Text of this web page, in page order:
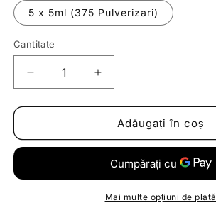
5 x 5ml (375 Pulverizari)
Cantitate
Reduceți
cantitatea
pentru
Ford
Creșteți
cantitatea
pentru
Tom
Ford
Set
Adăugați în coș
Mai multe opțiuni de plată